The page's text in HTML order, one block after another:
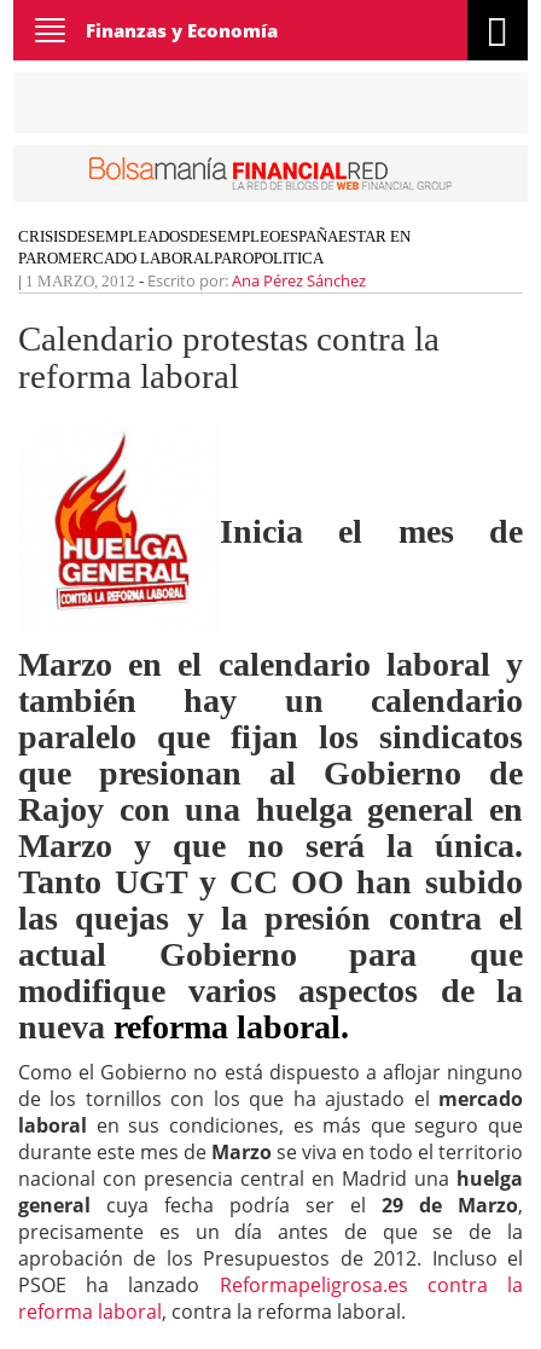
Toggle
navigation
Finanzas y Economía
CRISISDESEMPLEADOSDESEMPLEOESPAÑAESTAR EN
PAROMERCADO LABORALPAROPOLITICA
| 1 MARZO, 2012 - Escrito por:Ana Pérez Sánchez
Calendario protestas contra la
reforma laboral
Inicia el mes de
Marzo en el calendario laboral y
también hay un calendario
paralelo que fijan los sindicatos
que presionan al Gobierno de
Rajoy con una huelga general en
Marzo y que no será la única.
Tanto UGT y CC OO han subido
las quejas y la presión contra el
actual Gobierno para que
modifique varios aspectos de la
nueva reforma laboral.
Como el Gobierno no está dispuesto a aflojar ninguno
de los tornillos con los que ha ajustado el mercado
laboral en sus condiciones, es más que seguro que
durante este mes de Marzose viva en todo el territorio
nacional con presencia central en Madrid una huelga
general cuya fecha podría ser el 29 de Marzo,
precisamente es un día antes de que se de la
aprobación de los Presupuestos de 2012. Incluso el
PSOE ha lanzado Reformapeligrosa.es contra la
reforma laboral, contra la reforma laboral.